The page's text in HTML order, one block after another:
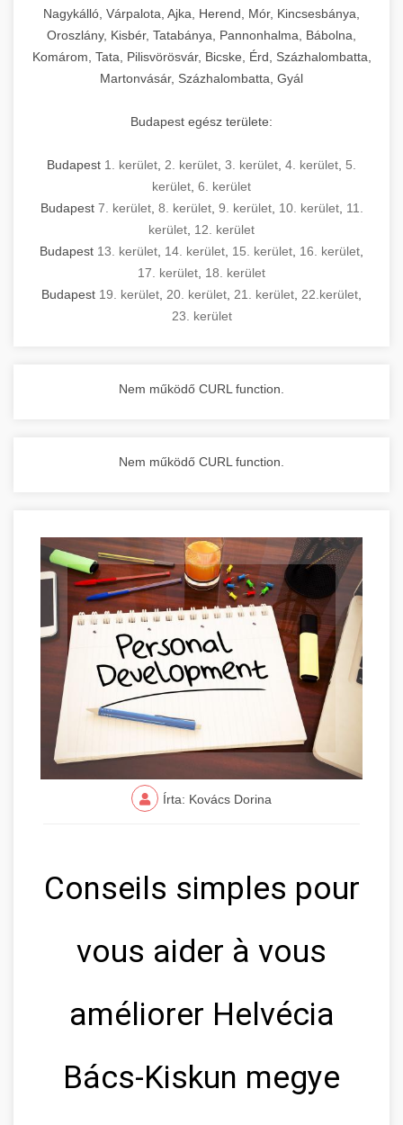
Nagykálló, Várpalota, Ajka, Herend, Mór, Kincsesbánya,
Oroszlány, Kisbér, Tatabánya, Pannonhalma, Bábolna,
Komárom, Tata, Pilisvörösvár, Bicske, Érd, Százhalombatta,
Martonvásár, Százhalombatta, Gyál
Budapest egész területe:
Budapest 1. kerület 2. kerület 3. kerület 4. kerület 5.
kerület 6. kerület
Budapest 7. kerület, 8. kerület, 9. kerület, 10. kerület, 11.
kerület 12. kerület
Budapest 13. kerület 14. kerület 15. kerület 16. kerület
17. kerület 18. kerület
Budapest 19. kerület 20. kerület 21. kerület 22.kerület
23. kerület
Nem működő CURL function.
Nem működő CURL function.
Írta: Kovács Dorina
Conseils simples pour
vous aider à vous
améliorer Helvécia
Bács-Kiskun megye